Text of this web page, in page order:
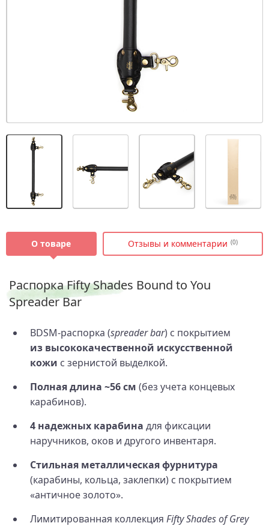
О товаре Отзывы и комментарии (0)
Распорка Fifty Shades Bound to You
Spreader Bar
BDSM‑распорка (spreader bar) с покрытием
из высококачественной искусственной
кожи с зернистой выделкой.
Полная длина ~56 см (без учета концевых
карабинов).
4 надежных карабина для фиксации
наручников, оков и другого инвентаря.
Стильная металлическая фурнитура
(карабины, кольца, заклепки) с покрытием
«античное золото».
Лимитированная коллекция Fifty Shades of Grey